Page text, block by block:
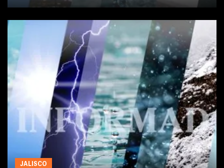
JALISCO